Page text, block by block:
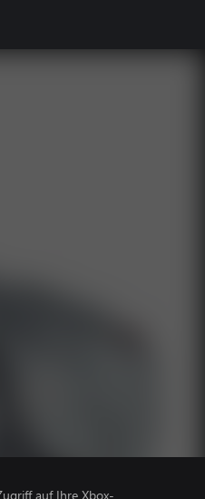
auf Ihre Xbox-